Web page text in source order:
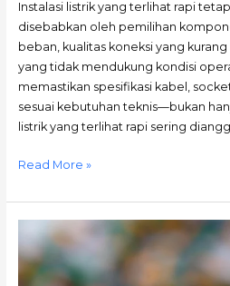
Instalasi listrik yang terlihat rapi
disebabkan oleh pemilihan
beban, kualitas koneksi yang
yang tidak mendukung kondisi
memastikan spesifikasi kabel,
sesuai kebutuhan teknis—bukan
listrik yang terlihat rapi sering
Read More »
Pilih
Kabel